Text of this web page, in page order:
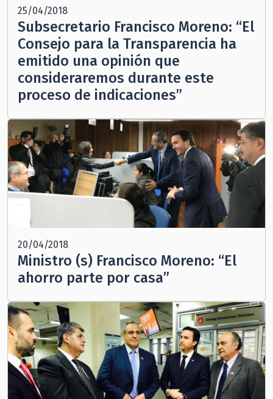
25/04/2018
Subsecretario Francisco Moreno: “El
Consejo para la Transparencia ha
emitido una opinión que
consideraremos durante este
proceso de indicaciones”
20/04/2018
Ministro (s) Francisco Moreno: “El
ahorro parte por casa”